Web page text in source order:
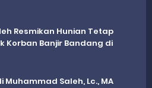
Resmikan Hunian Tetap
Korban Banjir Bandang di
Muhammad Saleh, Lc., MA